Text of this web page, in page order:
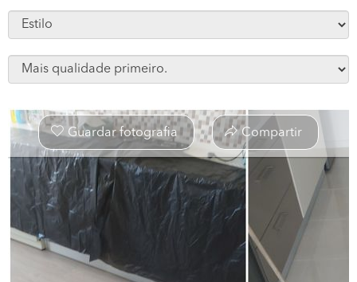
Guardar fotografia Compartir